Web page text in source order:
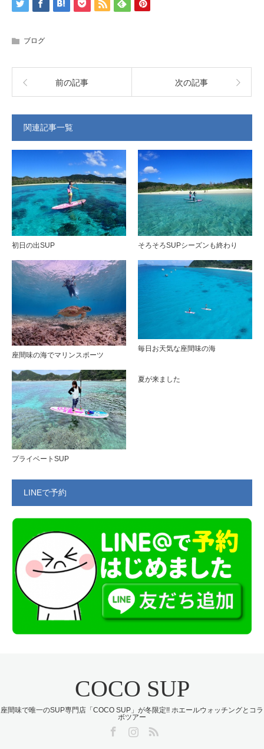
ブログ
前の記事 次の記事
関連記事一覧
初日の出SUP そろそろSUPシーズンも終わり
座間味の海でマリンスポーツ
毎日お天気な座間味の海
プライベートSUP
夏が来ました
LINEで予約
COCO SUP
座間味で唯一のSUP専門店「COCO SUP」が冬限定!! ホエールウォッチングとコラ
ボツアー